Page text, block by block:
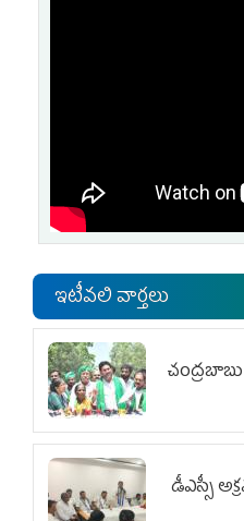
ఇటీవలి వార్తలు
డీఎస్సీ